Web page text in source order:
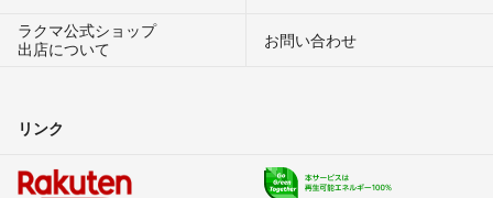
ラクマ公式ショップ
出店について
お問い合わせ
リンク